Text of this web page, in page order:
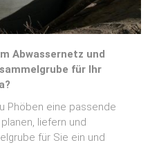
Abwassernetz und
für Ihr
Phöben eine passende
liefern und
für Sie ein und